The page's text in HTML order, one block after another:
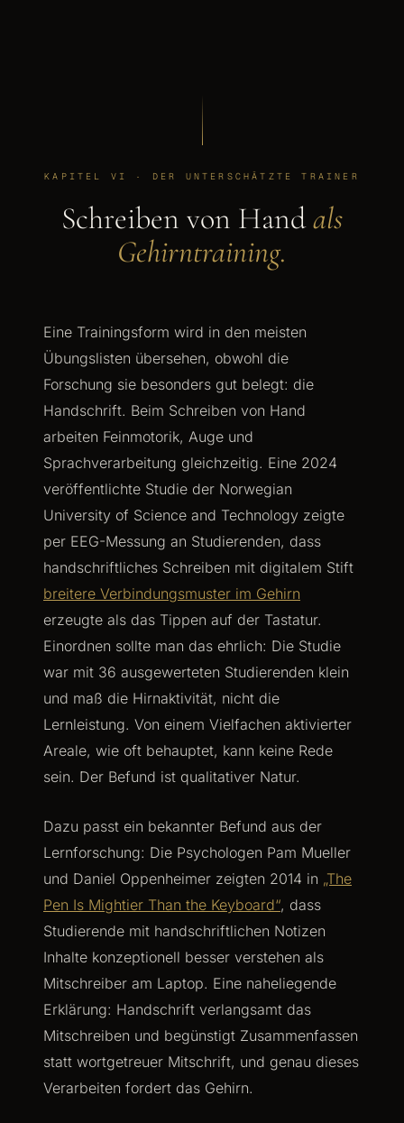
KAPITEL VI · DER UNTERSCHÄTZTE TRAINER
Schreiben von Handals
Gehirntraining.
Eine Trainingsform wird in den meisten
Übungslisten übersehen, obwohl die
Forschung sie besonders gut belegt: die
Handschrift. Beim Schreiben von Hand
arbeiten Feinmotorik, Auge und
Sprachverarbeitung gleichzeitig. Eine 2024
veröffentlichte Studie der Norwegian
University of Science and Technology zeigte
per EEG-Messung an Studierenden, dass
handschriftliches Schreiben mit digitalem Stift
breitere Verbindungsmuster im Gehirn
erzeugte als das Tippen auf der Tastatur.
Einordnen sollte man das ehrlich: Die Studie
war mit 36 ausgewerteten Studierenden klein
und maß die Hirnaktivität, nicht die
Lernleistung. Von einem Vielfachen aktivierter
Areale, wie oft behauptet, kann keine Rede
sein. Der Befund ist qualitativer Natur.
Dazu passt ein bekannter Befund aus der
Lernforschung: Die Psychologen Pam Mueller
und Daniel Oppenheimer zeigten 2014 in „The
Pen Is Mightier Than the Keyboard“, dass
Studierende mit handschriftlichen Notizen
Inhalte konzeptionell besser verstehen als
Mitschreiber am Laptop. Eine naheliegende
Erklärung: Handschrift verlangsamt das
Mitschreiben und begünstigt Zusammenfassen
statt wortgetreuer Mitschrift, und genau dieses
Verarbeiten fordert das Gehirn.